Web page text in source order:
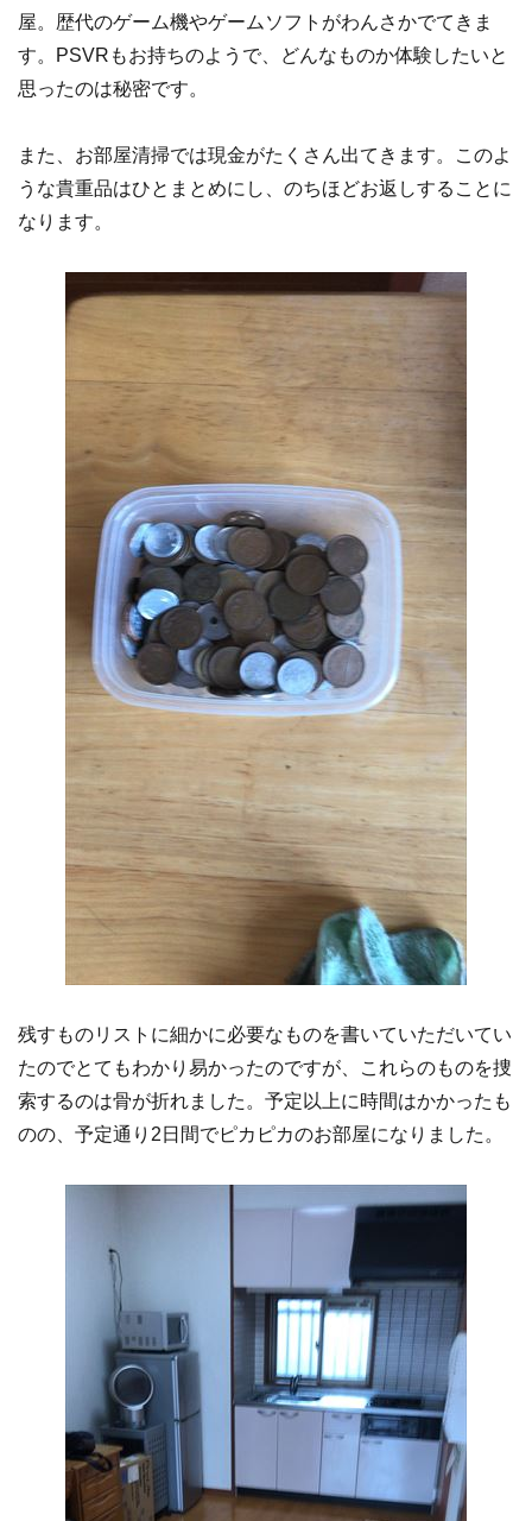
屋。歴代のゲーム機やゲームソフトがわんさかでてきま
す。PSVRもお持ちのようで、どんなものか体験したいと
思ったのは秘密です。
また、お部屋清掃では現金がたくさん出てきます。このよ
うな貴重品はひとまとめにし、のちほどお返しすることに
なります。
残すものリストに細かに必要なものを書いていただいてい
たのでとてもわかり易かったのですが、これらのものを捜
索するのは骨が折れました。予定以上に時間はかかったも
のの、予定通り2日間でピカピカのお部屋になりました。